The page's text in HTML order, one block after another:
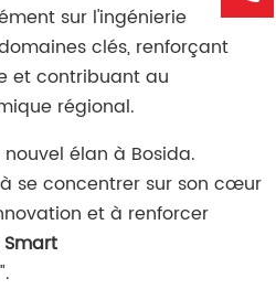
sur l'ingénierie
clés, renforçant
et contribuant au
régional.
élan à Bosida.
se concentrer sur son cœur
et à renforcer